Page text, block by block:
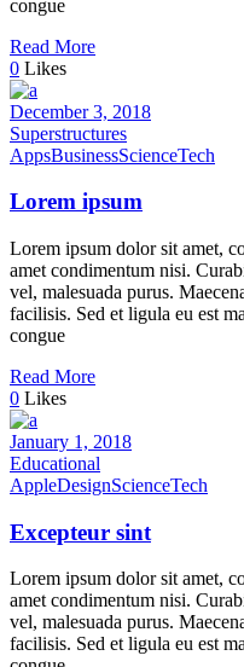
congue
Read More
0 Likes
December 3, 2018
Superstructures
AppsBusinessScienceTech
Lorem ipsum
Lorem ipsum dolor sit amet,
amet condimentum nisi.
vel, malesuada purus.
facilisis. Sed et ligula eu est
congue
Read More
0 Likes
January 1, 2018
Educational
AppleDesignScienceTech
Excepteur sint
Lorem ipsum dolor sit amet,
amet condimentum nisi.
vel, malesuada purus.
facilisis. Sed et ligula eu est